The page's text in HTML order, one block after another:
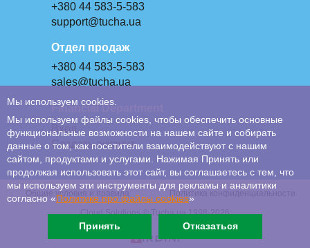
+380 44 583-5-583
support@tucha.ua
Отдел продаж
+380 44 583-5-583
sales@tucha.ua
Financial Department
Вход
Создать аккаунт
Общие условия и правила
Политика конфиденциальности
Cloud Solutions © Tucha.ua 1998-2026
Мы используем cookies.
Мы используем файлы cookies, чтобы обеспечить основные
функциональные возможности на нашем сайте и собирать
данные о том, как посетители взаимодействуют с нашим
сайтом, продуктами и услугами. Нажимая Принять или
продолжая использовать этот сайт, вы соглашаетесь с тем, что
мы используем эти инструменты для рекламы и аналитики
согласно «Политике про файлы сookies»
Принять Отказаться